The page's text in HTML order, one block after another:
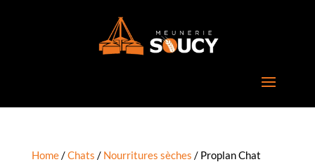
Home/Chats / Nourritures sèches / Proplan Chat